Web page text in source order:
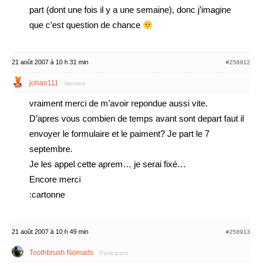
part (dont une fois il y a une semaine), donc j’imagine
que c’est question de chance
21 août 2007 à 10 h 31 min #258912
johan111 Membre
vraiment merci de m’avoir repondue aussi vite.
D’apres vous combien de temps avant sont depart faut il
envoyer le formulaire et le paiment? Je part le 7
septembre.
Je les appel cette aprem… je serai fixé…
Encore merci
:cartonne
21 août 2007 à 10 h 49 min #258913
Toothbrush Nomads Participant